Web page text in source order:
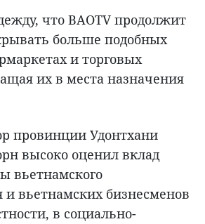
что BAOTV продолжит
больше подобных
и торговых
их в места назначения
провинции Удонтхани
высоко оценил вклад
вьетнамского
вьетнамских бизнесменов
в социально-